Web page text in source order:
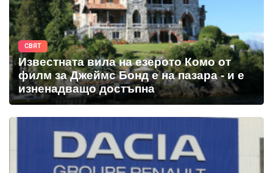
СВЯТ
Известната вила на езерото Комо от
филм за Джеймс Бонд е на пазара - и е
изненадващо достъпна